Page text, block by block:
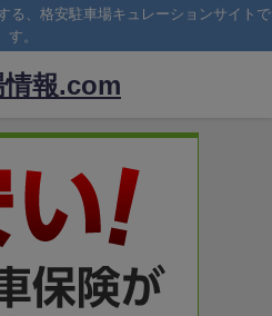
る、格安駐車場キュレーションサイトで
す。
情報.com